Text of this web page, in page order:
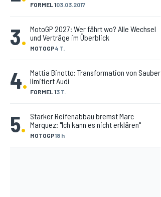
FORMEL 103.03.2017
3. MOTOGP4 T.
MotoGP 2027: Wer fährt wo? Alle Wechsel
und Verträge im Überblick
4. FORMEL 13 T.
Mattia Binotto: Transformation von Sauber
limitiert Audi
5. MOTOGP18 h
Starker Reifenabbau bremst Marc
Marquez: "Ich kann es nicht erklären"